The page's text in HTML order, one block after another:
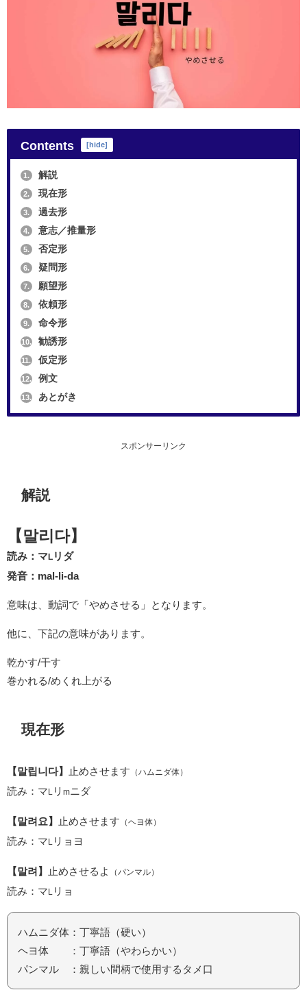
Contents [hide]
1. 解説
2. 現在形
3. 過去形
4. 意志／推量形
5. 否定形
6. 疑問形
7. 願望形
8. 依頼形
9. 命令形
10. 勧誘形
11. 仮定形
12. 例文
13. あとがき
スポンサーリンク
解説
【말리다】
読み：マL リダ
発音：mal-li-da
意味は、動詞で「やめさせる」となります。
他に、下記の意味があります。
乾かす/干す
巻かれる/めくれ上がる
現在形
【말립니다】 止めさせます （ハムニダ体）
読み：マ リ m ニダ
【말려요】 止めさせます （ヘヨ体）
読み：マ リョヨ
【말려】 止めさせるよ （パンマル）
読み：マ リョ
ハムニダ体：丁寧語（硬い）
ヘヨ体 ：丁寧語（やわらかい）
パンマル ：親しい間柄で使用するタメ口